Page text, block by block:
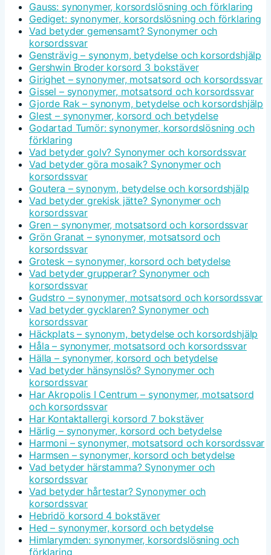
Gauss: synonymer, korsordslösning och förklaring
Gediget: synonymer, korsordslösning och förklaring
Vad betyder gemensamt? Synonymer och
korsordssvar
Gensträvig – synonym, betydelse och korsordshjälp
Gershwin Broder korsord 3 bokstäver
Girighet – synonymer, motsatsord och korsordssvar
Gissel – synonymer, motsatsord och korsordssvar
Gjorde Rak – synonym, betydelse och korsordshjälp
Glest – synonymer, korsord och betydelse
Godartad Tumör: synonymer, korsordslösning och
förklaring
Vad betyder golv? Synonymer och korsordssvar
Vad betyder göra mosaik? Synonymer och
korsordssvar
Goutera – synonym, betydelse och korsordshjälp
Vad betyder grekisk jätte? Synonymer och
korsordssvar
Gren – synonymer, motsatsord och korsordssvar
Grön Granat – synonymer, motsatsord och
korsordssvar
Grotesk – synonymer, korsord och betydelse
Vad betyder grupperar? Synonymer och
korsordssvar
Gudstro – synonymer, motsatsord och korsordssvar
Vad betyder gycklaren? Synonymer och
korsordssvar
Häckplats – synonym, betydelse och korsordshjälp
Håla – synonymer, motsatsord och korsordssvar
Hälla – synonymer, korsord och betydelse
Vad betyder hänsynslös? Synonymer och
korsordssvar
Har Akropolis I Centrum – synonymer, motsatsord
och korsordssvar
Har Kontaktallergi korsord 7 bokstäver
Härlig – synonymer, korsord och betydelse
Harmoni – synonymer, motsatsord och korsordssvar
Harmsen – synonymer, korsord och betydelse
Vad betyder härstamma? Synonymer och
korsordssvar
Vad betyder hårtestar? Synonymer och
korsordssvar
Hebridö korsord 4 bokstäver
Hed – synonymer, korsord och betydelse
Himlarymden: synonymer, korsordslösning och
förklaring